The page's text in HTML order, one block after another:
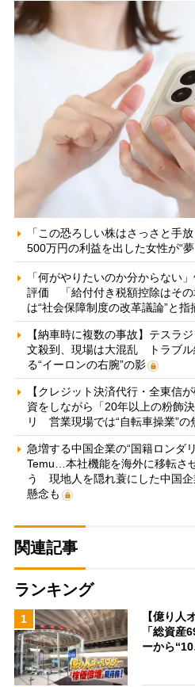
「この恐ろしい株はさっさと手
500万円の利益を出した女性が“
「何がやりたいのか分からない
評価 「給付付き税額控除はその
は“社会保障制度の改革議論”と指
【納車時に複数の事故】テスラ
文殺到、現場は大混乱 トラブル
る“イーロンの右腕”の影
【クレジット決済代行・全東信
資をしながら「20年以上の粉飾
リ 営業現場では“自転車操業”の
急増する中国企業の“国籍ロンダ
Temu…本社機能を海外に移転さ
う 現地人を隠れ蓑にした中国
懸念も
関連記事
ランキング
1
【億り人
「総資産
ーから